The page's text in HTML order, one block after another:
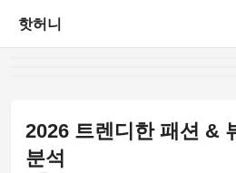
핫허니
2026 트렌디한 패션 &
분석